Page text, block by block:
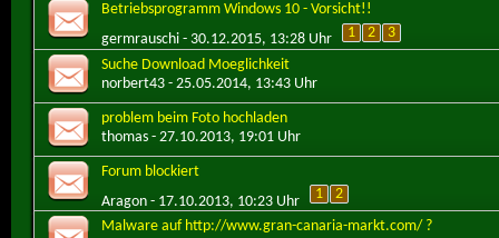
Betriebsprogramm Windows 10 - Vorsicht!!
germrauschi - 30.12.2015, 13:28 Uhr 1 2
3
Suche Download Moeglichkeit
norbert43 - 25.05.2014, 13:43 Uhr
problem beim Foto hochladen
thomas - 27.10.2013, 19:01 Uhr
Forum blockiert
Aragon - 17.10.2013, 10:23 Uhr 1
2
Malware auf http://www.gran-canaria-markt.com/ ?